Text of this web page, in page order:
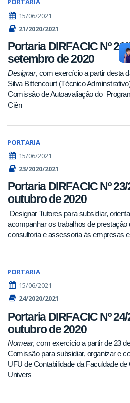
15/06/2021
21/2020/2021
Portaria DIRFACIC Nº
setembro de 2020
Designar, com exercício a partir desta
Silva Bittencourt (Técnico
Comissão de Autoavaliação do
Ciên
PORTARIA
15/06/2021
23/2020/2021
Portaria DIRFACIC Nº
outubro de 2020
Designar Tutores para subsidiar,
acompanhar os trabalhos de prestação
consultoria e assessoria às empresas
PORTARIA
15/06/2021
24/2020/2021
Portaria DIRFACIC Nº
outubro de 2020
Nomear, com exercício a partir de 23
Comissão para subsidiar, organizar e
UFU de Contabilidade da Faculdade
Univers